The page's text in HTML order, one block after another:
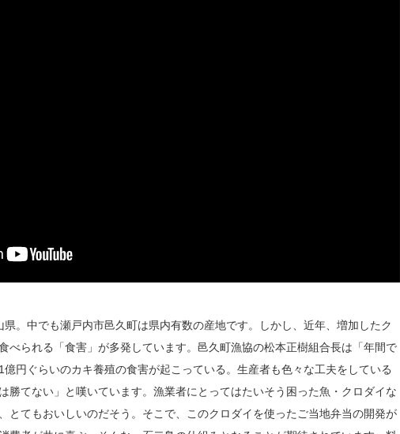
。中でも瀬戸内市邑久町は県内有数の産地です。しかし、近年、増加したク
べられる「食害」が多発しています。邑久町漁協の松本正樹組合長は「年間で
円ぐらいのカキ養殖の食害が起こっている。生産者も色々な工夫をしている
勝てない」と嘆いています。漁業者にとってはたいそう困った魚・クロダイな
とてもおいしいのだそう。そこで、このクロダイを使ったご当地弁当の開発が